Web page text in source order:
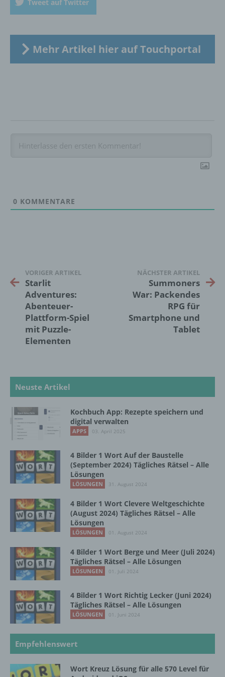
Tweet auf Twitter
Mehr Artikel hier auf Touchportal
0 KOMMENTARE
VORIGER ARTIKEL
Starlit
Adventures:
Abenteuer-
Plattform-Spiel
mit Puzzle-
Elementen
NÄCHSTER ARTIKEL
Summoners
War: Packendes
RPG für
Smartphone und
Tablet
Neuste Artikel
Kochbuch App: Rezepte speichern und
digital verwalten
APPS 03. April 2025
4 Bilder 1 Wort Auf der Baustelle
(September 2024) Tägliches Rätsel – Alle
Lösungen
LÖSUNGEN 31. August 2024
4 Bilder 1 Wort Clevere Weltgeschichte
(August 2024) Tägliches Rätsel – Alle
Lösungen
LÖSUNGEN 01. August 2024
4 Bilder 1 Wort Berge und Meer (Juli 2024)
Tägliches Rätsel – Alle Lösungen
LÖSUNGEN 01. Juli 2024
4 Bilder 1 Wort Richtig Lecker (Juni 2024)
Tägliches Rätsel – Alle Lösungen
LÖSUNGEN 01. Juni 2024
Empfehlenswert
Wort Kreuz Lösung für alle 570 Level für
Bereitstellung, den Abgleich oder die
Verknüpfung, die Einschränkung, das
e) Profiling
personenbezogenen Daten verwendet
werden, um bestimmte persönliche Aspekte,
Aufenthaltsort oder Ortswechsel dieser
natürlichen Person zu analysieren oder
vorherzusagen.
f) Pseudonymisierung
Informationen nicht mehr einer spezifischen
können, sofern diese zusätzlichen
Informationen gesondert aufbewahrt werden
und technischen und organisatorischen
dass die personenbezogenen Daten nicht
einer identifizierten oder identifizierbaren
natürlichen Person zugewiesen werden.
g) Verantwortlicher oder für die Verarbeitung
Verantwortlicher
Verantwortlicher oder für die Verarbeitung
Verantwortlicher ist die natürliche oder
juristische Person, Behörde, Einrichtung
oder andere Stelle, die allein oder
gemeinsam mit anderen über die Zwecke
personenbezogenen Daten entscheidet.
Sind die Zwecke und Mittel dieser
Verarbeitung durch das Unionsrecht oder
beziehungsweise können die bestimmten
Unionsrecht oder dem Recht der